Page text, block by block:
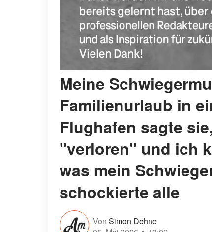
Meine
Familienurlaub in
Flughafen sagte
"verloren" und ich
was mein
schockierte alle
Von Simon Dehne